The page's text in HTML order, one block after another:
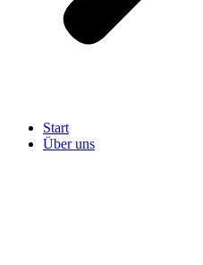
Start
Über uns